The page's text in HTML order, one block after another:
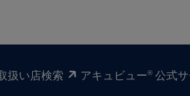
扱い​店検索 アキュビュー® 公式